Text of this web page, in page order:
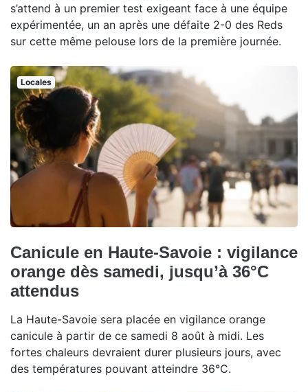
s’attend à un premier test exigeant face à une équipe
expérimentée, un an après une défaite 2-0 des Reds
sur cette même pelouse lors de la première journée.
Locales
Canicule en Haute-Savoie : vigilance
orange dès samedi, jusqu’à 36°C
attendus
La Haute-Savoie sera placée en vigilance orange
canicule à partir de ce samedi 8 août à midi. Les
fortes chaleurs devraient durer plusieurs jours, avec
des températures pouvant atteindre 36°C.